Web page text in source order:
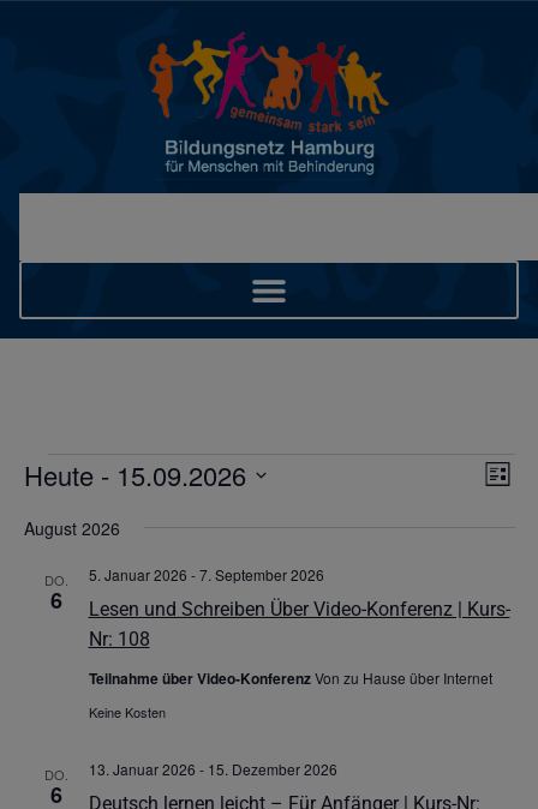
Liste
Heute - 15.09.2026
wählen.
August 2026
DO.
6
Lesen und Schreiben Über Video-Konferenz | Kurs-
Nr: 108
5. Januar 2026 -7. September 2026
Teilnahme über Video-KonferenzVon zu Hause über Internet
Keine Kosten
DO.
6
Deutsch lernen leicht – Für Anfänger | Kurs-Nr:
13. Januar 2026 - 15. Dezember 2026